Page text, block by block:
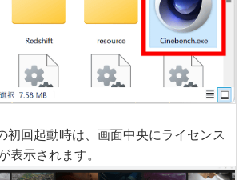
回起動時は、画面中央にライセンス
表示されます。